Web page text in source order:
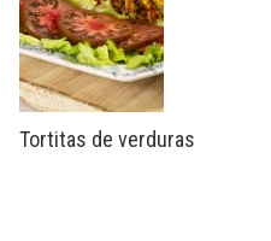
Tortitas de verduras